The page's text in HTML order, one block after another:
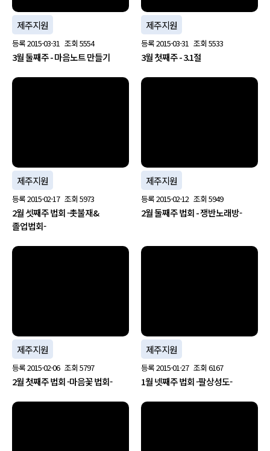
제주지원
등록2015-03-31 조회 5554
3월 둘째주 - 마음노트 만들기
제주지원
등록2015-03-31 조회 5533
3월 첫째주 - 3.1절
제주지원
등록2015-02-17 조회 5973
2월 셋째주 법회 -촛불재&
졸업법회-
제주지원
등록2015-02-12 조회 5949
2월 둘째주 법회 - 쟁반노래방-
제주지원
등록2015-02-06 조회 5797
2월 첫째주 법회 -마음꽃 법회-
제주지원
등록2015-01-27 조회 6167
1월 넷째주 법회 -팔상성도-